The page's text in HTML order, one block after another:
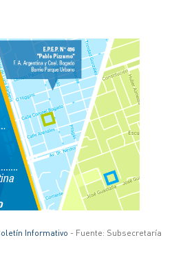
Informativo - Fuente: Subsecretaría